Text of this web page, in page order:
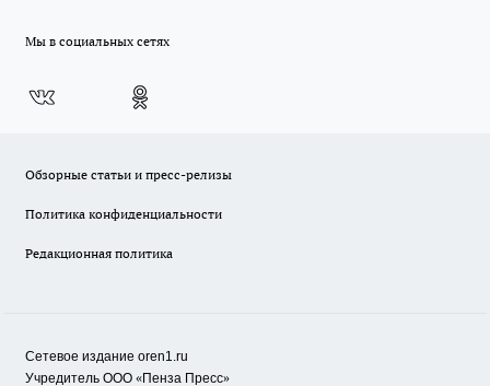
Мы в социальных сетях
Обзорные статьи и пресс-релизы
Политика конфиденциальности
Редакционная политика
Сетевое издание oren1.ru
Учредитель ООО «Пенза Пресс»